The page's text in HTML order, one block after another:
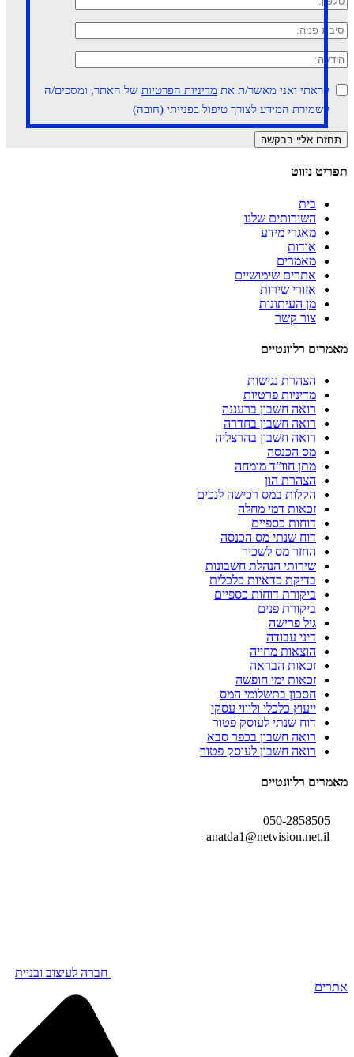
קראתי ואני מאשר/ת את מדיניות הפרטיות של האתר, ומסכים/ה
לשמירת המידע לצורך טיפול בפנייתי (חובה)
תפריט ניווט
בית
השירותים שלנו
מאגרי מידע
אודות
מאמרים
אתרים שימושיים
אזורי שירות
מן העיתונות
צור קשר
מאמרים רלוונטיים
הצהרת נגישות
מדיניות פרטיות
רואה חשבון ברעננה
רואה חשבון בחדרה
רואה חשבון בהרצליה
מס הכנסה
מתן חוו”ד מומחה
הצהרת הון
הקלות במס רכישה לנכים
זכאות דמי מחלה
דוחות כספיים
דוח שנתי מס הכנסה
החזר מס לשכיר
שירותי הנהלת חשבונות
בדיקת כדאיות כלכלית
ביקורת דוחות כספיים
ביקורת פנים
גיל פרישה
דיני עבודה
הוצאות מחייה
זכאות הבראה
זכאות ימי חופשה
חסכון בתשלומי המס
ייעוץ כלכלי וליווי עסקי
דוח שנתי לעוסק פטור
רואה חשבון בכפר סבא
רואה חשבון לעוסק פטור
מאמרים רלוונטיים
050-2858505
anatda1@netvision.net.il
חברה לעיצוב ובניית
אתרים